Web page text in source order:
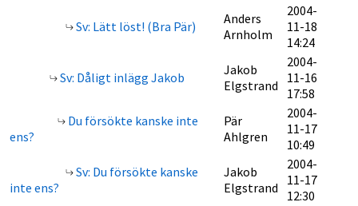
Sv: Lätt löst! (Bra Pär)
Anders
Arnholm
2004-
11-18
14:24
Sv: Dåligt inlägg Jakob
Jakob
Elgstrand
2004-
11-16
17:58
Du försökte kanske inte
ens?
Pär
Ahlgren
2004-
11-17
10:49
Sv: Du försökte kanske
inte ens?
Jakob
Elgstrand
2004-
11-17
12:30